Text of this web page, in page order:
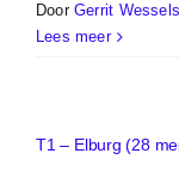
DoorGerrit Wessels
Lees meer
T1 – Elburg (28